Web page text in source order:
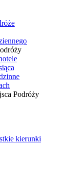
Podróży
kierunki